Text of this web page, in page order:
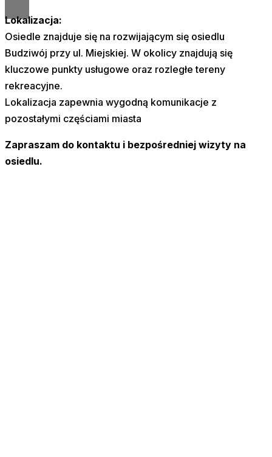
Lokalizacja:
Osiedle znajduje się na rozwijającym się osiedlu
Budziwój przy ul. Miejskiej. W okolicy znajdują się
kluczowe punkty usługowe oraz rozległe tereny
rekreacyjne.
Lokalizacja zapewnia wygodną komunikacje z
pozostałymi częściami miasta
Zapraszam do kontaktu i bezpośredniej wizyty na
osiedlu.